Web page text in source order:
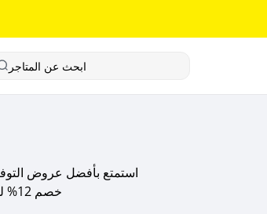
ابحث عن المتاجر
استمتع بأفضل عروض
خصم 12% لمرة واحدة على جميع المدن في السعودية اكتشف أكواد وصليني الحصرية